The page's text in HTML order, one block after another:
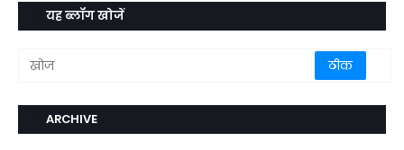
यह ब्लॉग खोजें
ARCHIVE